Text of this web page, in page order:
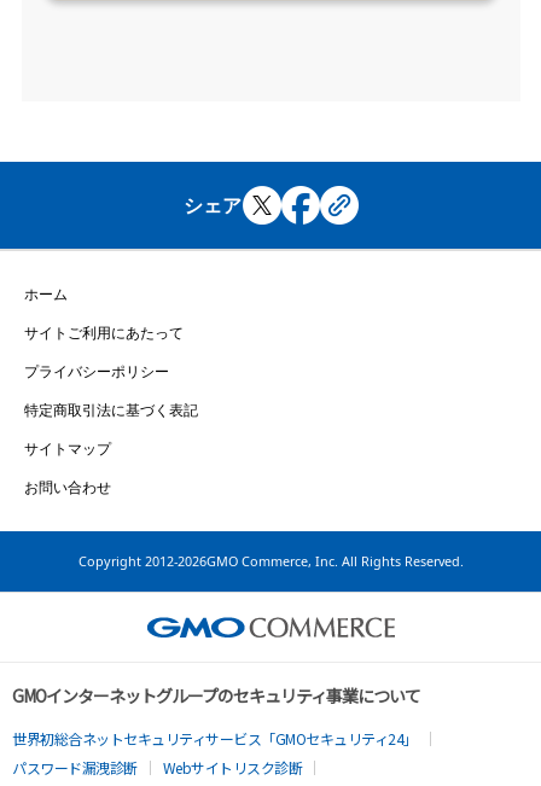
シェア
ホーム
サイトご利用にあたって
プライバシーポリシー
特定商取引法に基づく表記
サイトマップ
お問い合わせ
Copyright 2012-2026GMO Commerce, Inc. All Rights Reserved.
GMOインターネットグループのセキュリティ事業について
世界初総合ネットセキュリティサービス「GMOセキュリティ24」
パスワード漏洩診断
Webサイトリスク診断